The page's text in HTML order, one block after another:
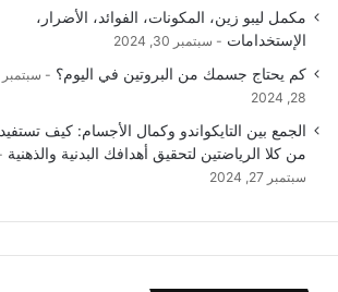
مكمل ليبو زين، المكونات، الفوائد، الأضرار،
الإستخدامات
سبتمبر 30, 2024
كم يحتاج جسمك من البروتين في اليوم؟
سبتمبر
28, 2024
الجمع بين التايكواندو وكمال الأجسام: كيف تستفيد
من كلا الرياضتين لتحقيق أهدافك البدنية والذهنية
سبتمبر 27, 2024